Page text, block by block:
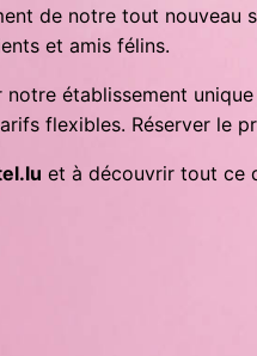
de notre tout
et amis félins.
établissement
flexibles. Réserver le
et à découvrir tout ce